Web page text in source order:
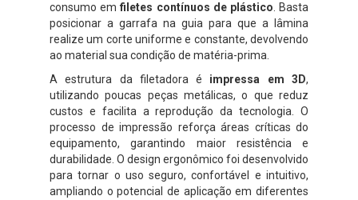
consumo emfiletes contínuos de plástico. Basta
posicionar a garrafa na guia para que a lâmina
realize um corte uniforme e constante, devolvendo
ao material sua condição de matéria-prima.
A estrutura da filetadora é impressa em 3D,
utilizando poucas peças metálicas, o que reduz
custos e facilita a reprodução da tecnologia. O
processo de impressão reforça áreas críticas do
equipamento, garantindo maior resistência e
durabilidade. O design ergonômico foi desenvolvido
para tornar o uso seguro, confortável e intuitivo,
ampliando o potencial de aplicação em diferentes